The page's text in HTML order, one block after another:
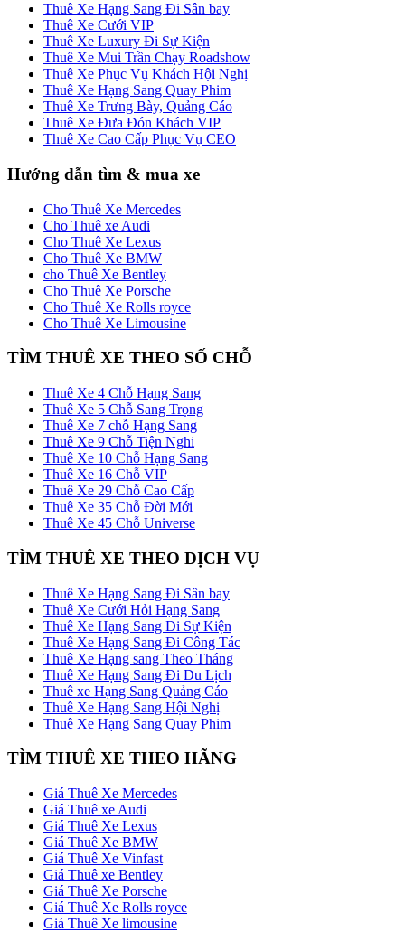
Thuê Xe Hạng Sang Đi Sân bay
Thuê Xe Cưới VIP
Thuê Xe Luxury Đi Sự Kiện
Thuê Xe Mui Trần Chạy Roadshow
Thuê Xe Phục Vụ Khách Hội Nghị
Thuê Xe Hạng Sang Quay Phim
Thuê Xe Trưng Bày, Quảng Cáo
Thuê Xe Đưa Đón Khách VIP
Thuê Xe Cao Cấp Phục Vụ CEO
Hướng dẫn tìm & mua xe
Cho Thuê Xe Mercedes
Cho Thuê xe Audi
Cho Thuê Xe Lexus
Cho Thuê Xe BMW
cho Thuê Xe Bentley
Cho Thuê Xe Porsche
Cho Thuê Xe Rolls royce
Cho Thuê Xe Limousine
TÌM THUÊ XE THEO SỐ CHỖ
Thuê Xe 4 Chỗ Hạng Sang
Thuê Xe 5 Chỗ Sang Trọng
Thuê Xe 7 chỗ Hạng Sang
Thuê Xe 9 Chỗ Tiện Nghi
Thuê Xe 10 Chỗ Hạng Sang
Thuê Xe 16 Chỗ VIP
Thuê Xe 29 Chỗ Cao Cấp
Thuê Xe 35 Chỗ Đời Mới
Thuê Xe 45 Chỗ Universe
TÌM THUÊ XE THEO DỊCH VỤ
Thuê Xe Hạng Sang Đi Sân bay
Thuê Xe Cưới Hỏi Hạng Sang
Thuê Xe Hạng Sang Đi Sự Kiện
Thuê Xe Hạng Sang Đi Công Tác
Thuê Xe Hạng sang Theo Tháng
Thuê Xe Hạng Sang Đi Du Lịch
Thuê xe Hạng Sang Quảng Cáo
Thuê Xe Hạng Sang Hội Nghị
Thuê Xe Hạng Sang Quay Phim
TÌM THUÊ XE THEO HÃNG
Giá Thuê Xe Mercedes
Giá Thuê xe Audi
Giá Thuê Xe Lexus
Giá Thuê Xe BMW
Giá Thuê Xe Vinfast
Giá Thuê xe Bentley
Giá Thuê Xe Porsche
Giá Thuê Xe Rolls royce
Giá Thuê Xe limousine